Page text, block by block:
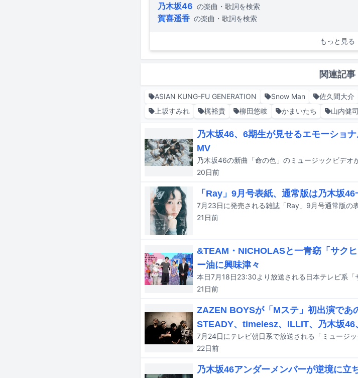
乃木坂46 の楽曲・歌詞を検索
賀喜遥香 の楽曲・歌詞を検索
もっと見る
関連記事
ASIAN KUNG-FU GENERATION Snow Man 佐久間大介
上坂すみれ
梶裕貴 柳田悠岐 かまいたち 山内健司
乃木坂46、6期生が見せるエモーショ
MV
乃木坂46の新曲「命の色」のミュージックビデオ
20日前
「Ray」9月号表紙、通常版は乃木坂
21日前
&TEAM・NICHOLASと一青窈「サク
ー油に興味津々
21日前
ZAZEN BOYSが「Mステ」初出演であ
STEADY、timelesz、ILLIT、乃木坂46
22日前
乃木坂46アンダーメンバーが逆境に立